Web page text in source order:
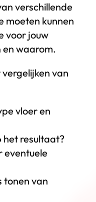
verschillende
moeten kunnen
voor jouw
en waarom.
van
vloer en
het resultaat?
eventuele
tonen van